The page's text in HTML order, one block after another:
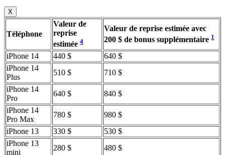
X
Téléphone
Valeur de
reprise
estimée 4
Valeur de reprise estimée avec
200 $ de bonus supplémentaire 1
iPhone 14 440 $
640 $
iPhone 14
Plus
510 $
710 $
iPhone 14
Pro
640 $
840 $
iPhone 14
Pro Max
780 $
980 $
iPhone 13
330 $
530 $
iPhone 13
mini
280 $
480 $